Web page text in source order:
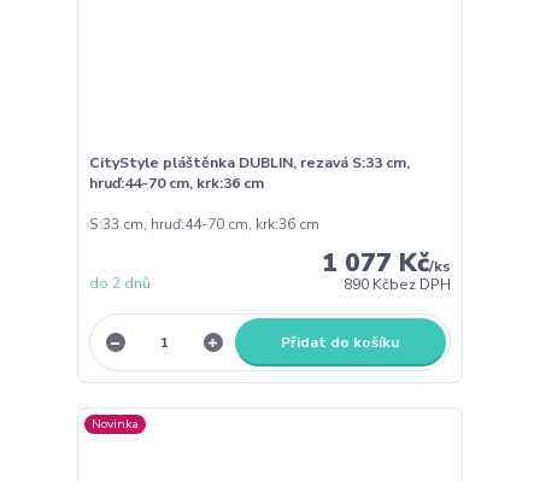
CityStyle pláštěnka DUBLIN, rezavá S:33 cm,
hruď:44-70 cm, krk:36 cm
S:33 cm, hruď:44-70 cm, krk:36 cm
1 077 Kč/ks
890 Kčbez DPH
do 2 dnů
Přidat do košíku
Novinka